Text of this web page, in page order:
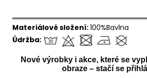
Materiálové složení:100%Bavlna
Údržba:
Nové výrobky i akce, které se
obraze – stačí se